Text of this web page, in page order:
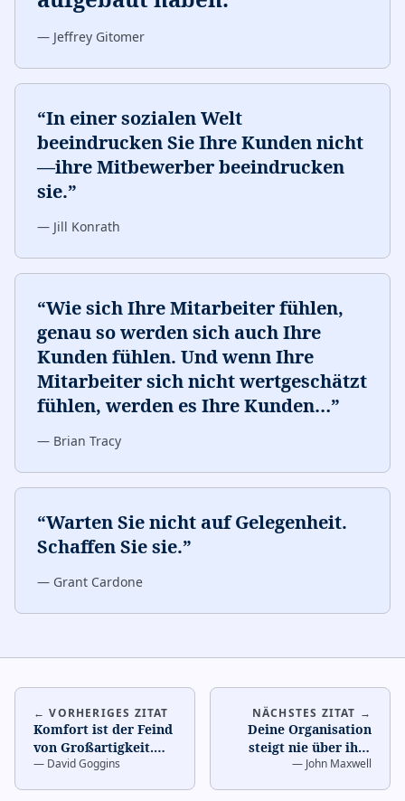
— Jeffrey Gitomer
“In einer sozialen Welt
beeindrucken Sie Ihre Kunden nicht
—ihre Mitbewerber beeindrucken
sie.”
— Jill Konrath
“Wie sich Ihre Mitarbeiter fühlen,
genau so werden sich auch Ihre
Kunden fühlen. Und wenn Ihre
Mitarbeiter sich nicht wertgeschätzt
fühlen, werden es Ihre Kunden…”
— Brian Tracy
“Warten Sie nicht auf Gelegenheit.
Schaffen Sie sie.”
— Grant Cardone
← VORHERIGES ZITAT
Komfort ist der Feind
von Großartigkeit.…
— David Goggins
NÄCHSTES ZITAT →
Deine Organisation
steigt nie über ihre
Führung auf.…
— John Maxwell